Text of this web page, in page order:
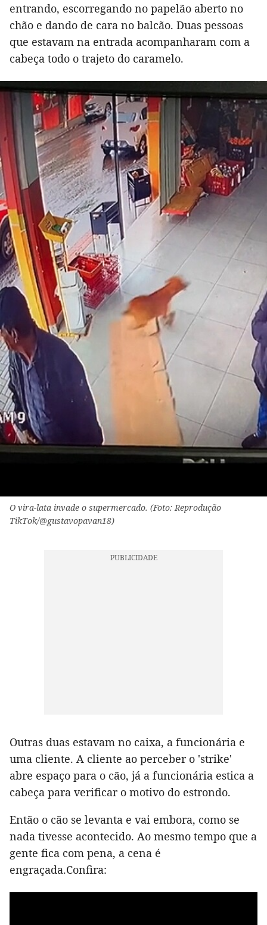
entrando, escorregando no papelão aberto no
chão e dando de cara no balcão. Duas pessoas
que estavam na entrada acompanharam com a
cabeça todo o trajeto do caramelo.
O vira-lata invade o supermercado. (Foto: Reprodução
TikTok/@gustavopavan18)
Outras duas estavam no caixa, a funcionária e
uma cliente. A cliente ao perceber o 'strike'
abre espaço para o cão, já a funcionária estica a
cabeça para verificar o motivo do estrondo.
Então o cão se levanta e vai embora, como se
nada tivesse acontecido. Ao mesmo tempo que a
gente fica com pena, a cena é
engraçada.Confira: